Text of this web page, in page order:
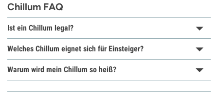
Chillum FAQ
Ist ein Chillum legal?
Welches Chillum eignet sich für Einsteiger?
Warum wird mein Chillum so heiß?